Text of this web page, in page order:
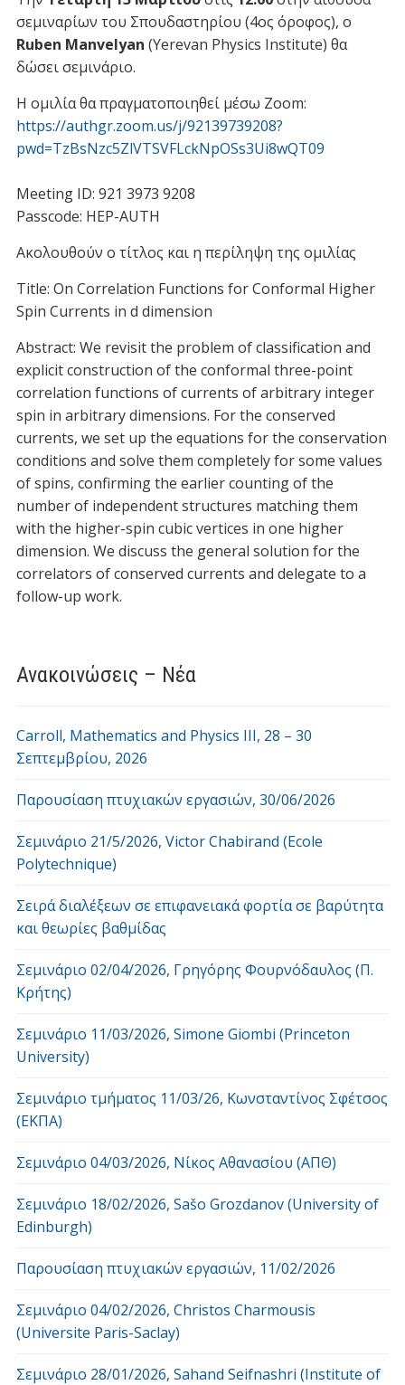
Underline links
font_download Mark links
e
s
e
p
t
i
n
s
Ανακοινώσεις – Νέα
Carroll, Mathematics and Physics ΙΙI, 28 – 30
Σεπτεμβρίου, 2026
Παρουσίαση πτυχιακών εργασιών, 30/06/2026
Σεμινάριο 21/5/2026, Victor Chabirand (Ecole
Polytechnique)
Σειρά διαλέξεων σε επιφανειακά φορτία σε βαρύτητα
και θεωρίες βαθμίδας
Σεμινάριο 02/04/2026, Γρηγόρης Φουρνόδαυλος (Π.
Κρήτης)
Σεμινάριο 11/03/2026, Simone Giombi (Princeton
University)
Σεμινάριο τμήματος 11/03/26, Κωνσταντίνος Σφέτσος
(ΕΚΠΑ)
Σεμινάριο 04/03/2026, Νίκος Αθανασίου (ΑΠΘ)
Σεμινάριο 18/02/2026, Sašo Grozdanov (University of
Edinburgh)
Παρουσίαση πτυχιακών εργασιών, 11/02/2026
Σεμινάριο 04/02/2026, Christos Charmousis
(Universite Paris-Saclay)
Σεμινάριο 28/01/2026, Sahand Seifnashri (Institute of
σεμιναρίων του Σπουδαστηρίου (4ος όροφος), ο
Ruben Manvelyan (Yerevan Physics Institute) θα
δώσει σεμινάριο.
Η ομιλία θα πραγματοποιηθεί μέσω Zoom:
https://authgr.zoom.us/j/92139739208?
pwd=TzBsNzc5ZlVTSVFLckNpOSs3Ui8wQT09
Meeting ID: 921 3973 9208
Passcode: HEP-AUTH
Ακολουθούν ο τίτλος και η περίληψη της ομιλίας
Title: On Correlation Functions for Conformal Higher
Spin Currents in d dimension
Abstract: We revisit the problem of classification and
explicit construction of the conformal three-point
correlation functions of currents of arbitrary integer
spin in arbitrary dimensions. For the conserved
currents, we set up the equations for the conservation
conditions and solve them completely for some values
of spins, confirming the earlier counting of the
number of independent structures matching them
with the higher-spin cubic vertices in one higher
dimension. We discuss the general solution for the
correlators of conserved currents and delegate to a
follow-up work.